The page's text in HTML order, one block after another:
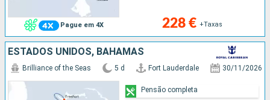
Pague em 4X 228 € +Taxas
ESTADOS UNIDOS, BAHAMAS
Brilliance of the Seas 5 d Fort Lauderdale 30/11/2026
Pensão completa